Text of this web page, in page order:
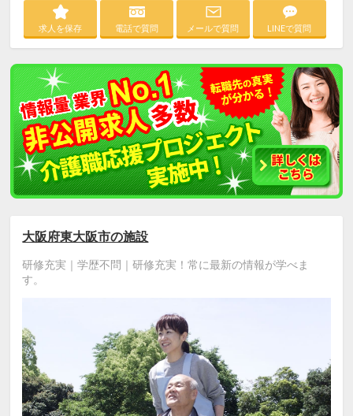
求人を保存 電話で質問 メールで質問 LINEで質問
大阪府東大阪市の施設
研修充実｜学歴不問｜研修充実！常に最新の情報が学べま
す。